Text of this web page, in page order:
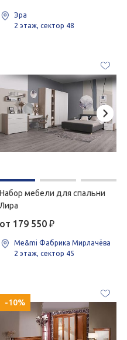
Эра
2 этаж, сектор 48
Набор мебели для спальни
Лира
от 179 550 ₽
Me&mi Фабрика Мирлачёва
2 этаж, сектор 45
-10%